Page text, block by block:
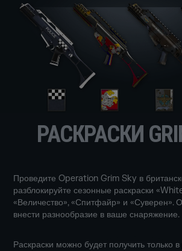
РАСКРАСКИ
Проведите Operation Grim Sky в
разблокируйте сезонные раскраски
«Величество», «Спитфайр» и «Суверен».
внести разнообразие в ваше снаряжение.
Раскраски можно будет получить только